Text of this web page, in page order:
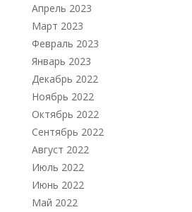
Апрель 2023
Март 2023
Февраль 2023
Январь 2023
Декабрь 2022
Ноябрь 2022
Октябрь 2022
Сентябрь 2022
Август 2022
Июль 2022
Июнь 2022
Май 2022